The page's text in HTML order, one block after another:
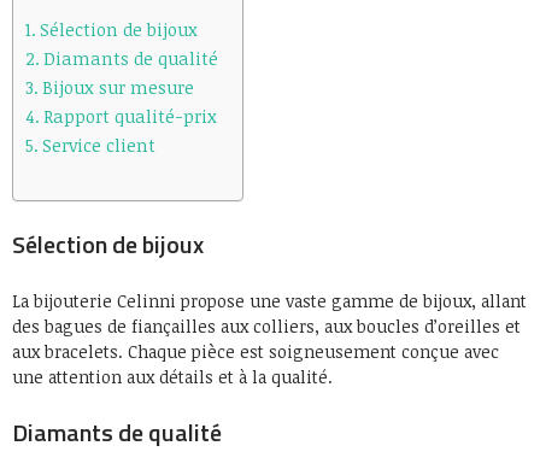
Sélection de bijoux
Diamants de qualité
Bijoux sur mesure
Rapport qualité-prix
Service client
Sélection de bijoux
La bijouterie Celinni propose une vaste gamme de bijoux, allant
des bagues de fiançailles aux colliers, aux boucles d’oreilles et
aux bracelets. Chaque pièce est soigneusement conçue avec
une attention aux détails et à la qualité.
Diamants de qualité